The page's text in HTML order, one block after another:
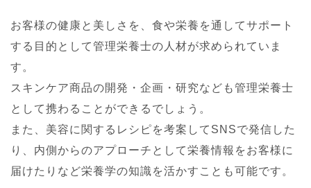
お客様の健康と美しさを、食や栄養を通してサポート
する目的として管理栄養士の人材が求められていま
す。
スキンケア商品の開発・企画・研究なども管理栄養士
として携わることができるでしょう。
また、美容に関するレシピを考案してSNSで発信した
り、内側からのアプローチとして栄養情報をお客様に
届けたりなど栄養学の知識を活かすことも可能です。